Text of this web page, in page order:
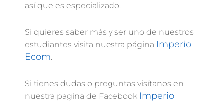
así que es especializado.
Si quieres saber más y ser uno de nuestros
estudiantes visita nuestra página Imperio
Ecom.
Si tienes dudas o preguntas visítanos en
nuestra pagina de Facebook Imperio